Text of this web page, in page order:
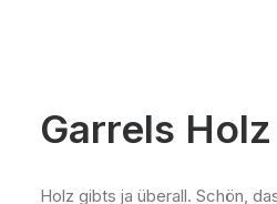
Garrels Holz
Holz gibts ja überall. Schön,